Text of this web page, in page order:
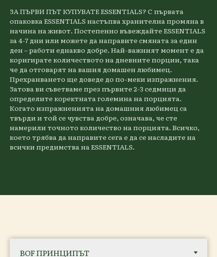
ЗА ПЪРВИ ПЪТ КУПУВАТЕ ESSENTIALS? С първата
опаковка ESSENTIALS настъпва хранителна промяна в
начина на живот. Постепенно въвеждайте ESSENTIALS
за 4-7 дни или можете да направите смяната за един
ден – работи еднакво добре. Най-важният момент е да
коригирате количеството на дневните порции, така
че да отговарят на вашия домашен любимец.
Прехранването ще доведе до по-меки изпражнения.
Затова ви съветваме през първите 2-3 седмици да
определите коректната големина на порцията.
Когато изпражненията на домашния любимец са
твърди и той се чувства добре, означава, че сте
намерили точното количество на порцията. Всичко,
което трябва да направите сега е да се насладите на
всички предимства на ESSENTIALS.